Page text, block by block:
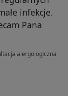
infekcje.
Pana
alergologiczna